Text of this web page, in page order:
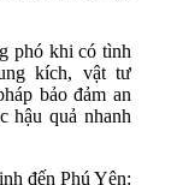
phó khi có tình
kích, vật tư
bảo đảm an
hậu quả nhanh
đến Phú Yên: